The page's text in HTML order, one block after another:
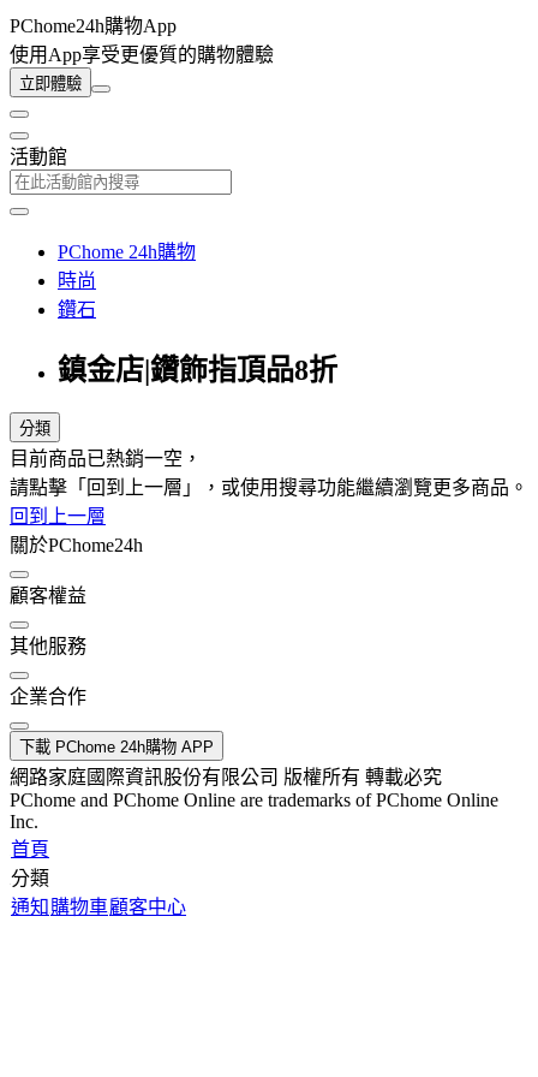
PChome24h購物App
使用App享受更優質的購物體驗
立即體驗
活動館
PChome 24h購物
時尚
鑽石
鎮金店|鑽飾指頂品8折
分類
目前商品已熱銷一空，
請點擊「回到上一層」，或使用搜尋功能繼續瀏覽更多商品。
回到上一層
關於PChome24h
顧客權益
其他服務
企業合作
下載 PChome 24h購物 APP
網路家庭國際資訊股份有限公司 版權所有 轉載必究
PChome and PChome Online are trademarks of PChome Online
Inc.
首頁
分類
通知 購物車顧客中心